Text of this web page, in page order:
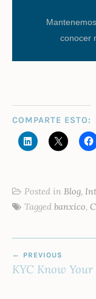
conocer
COMPARTE ESTO:
Posted in Blog,
Tagged banxico,
DE
PREVIOUS
KYC Know